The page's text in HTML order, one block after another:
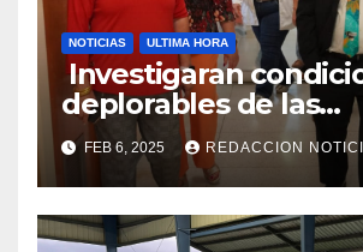
NOTICIAS ULTIMA HORA
Investigaran
deplorables de las
facilidades el
de la Salud en
FEB 6, 2025 REDACCION